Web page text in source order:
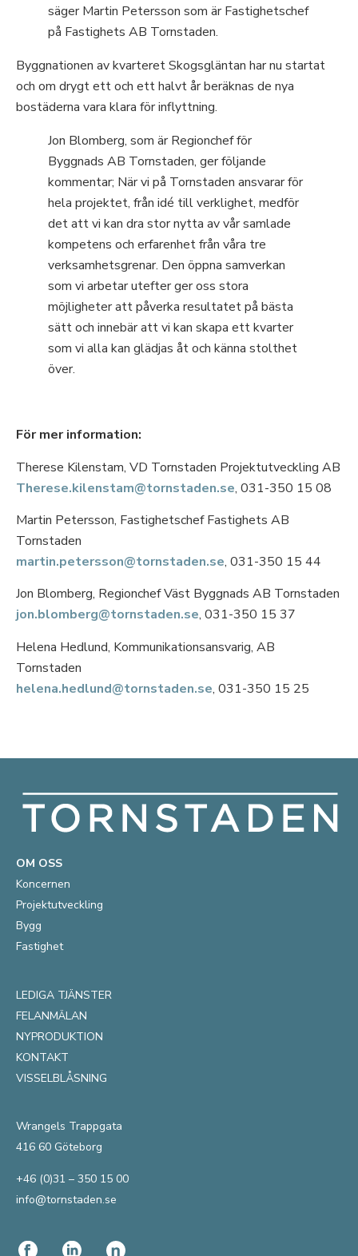
säger Martin Petersson som är Fastighetschef
på Fastighets AB Tornstaden.
Byggnationen av kvarteret Skogsgläntan har nu startat
och om drygt ett och ett halvt år beräknas de nya
bostäderna vara klara för inflyttning.
Jon Blomberg, som är Regionchef för
Byggnads AB Tornstaden, ger följande
kommentar; När vi på Tornstaden ansvarar för
hela projektet, från idé till verklighet, medför
det att vi kan dra stor nytta av vår samlade
kompetens och erfarenhet från våra tre
verksamhetsgrenar. Den öppna samverkan
som vi arbetar utefter ger oss stora
möjligheter att påverka resultatet på bästa
sätt och innebär att vi kan skapa ett kvarter
som vi alla kan glädjas åt och känna stolthet
över.
För mer information:
Therese Kilenstam, VD Tornstaden Projektutveckling AB
Therese.kilenstam@tornstaden.se, 031-350 15 08
Martin Petersson, Fastighetschef Fastighets AB
Tornstaden
martin.petersson@tornstaden.se, 031-350 15 44
Jon Blomberg, Regionchef Väst Byggnads AB Tornstaden
jon.blomberg@tornstaden.se, 031-350 15 37
Helena Hedlund, Kommunikationsansvarig, AB
Tornstaden
helena.hedlund@tornstaden.se, 031-350 15 25
OM OSS
Koncernen
Projektutveckling
Bygg
Fastighet
LEDIGA TJÄNSTER
FELANMÄLAN
NYPRODUKTION
KONTAKT
VISSELBLÅSNING
Wrangels Trappgata
416 60 Göteborg
+46 (0)31 – 350 15 00
info@tornstaden.se